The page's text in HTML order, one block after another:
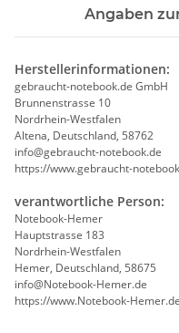
Angaben
Herstellerinformationen:
gebraucht-notebook.de GmbH
Brunnenstrasse 10
Nordrhein-Westfalen
Altena, Deutschland, 58762
info@gebraucht-notebook.de
https://www.gebraucht-
verantwortliche Person:
Notebook-Hemer
Hauptstrasse 183
Nordrhein-Westfalen
Hemer, Deutschland, 58675
info@Notebook-Hemer.de
https://www.Notebook-Hemer.de